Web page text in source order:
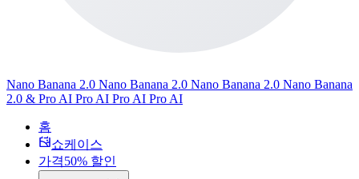
Nano Banana 2.0 Nano Banana 2.0 Nano Banana 2.0 Nano Banana
2.0 & Pro AI Pro AI Pro AI Pro AI
홈
쇼케이스
가격50% 할인